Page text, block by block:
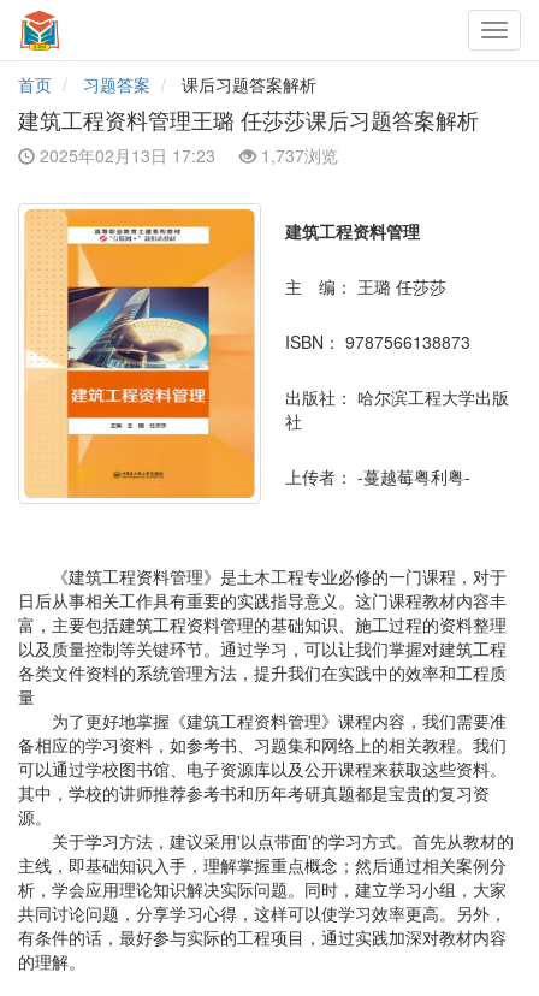
首页
习题答案 课后习题答案解析
建筑工程资料管理王璐 任莎莎课后习题答案解析
2025年02月13日 17:23 1,737浏览
建筑工程资料管理
主 编： 王璐 任莎莎
ISBN： 9787566138873
出版社： 哈尔滨工程大学出版
社
上传者： -蔓越莓粤利粤-
《建筑工程资料管理》是土木工程专业必修的一门课程，对于
日后从事相关工作具有重要的实践指导意义。这门课程教材内容丰
富，主要包括建筑工程资料管理的基础知识、施工过程的资料整理
以及质量控制等关键环节。通过学习，可以让我们掌握对建筑工程
各类文件资料的系统管理方法，提升我们在实践中的效率和工程质
量
为了更好地掌握《建筑工程资料管理》课程内容，我们需要准
备相应的学习资料，如参考书、习题集和网络上的相关教程。我们
可以通过学校图书馆、电子资源库以及公开课程来获取这些资料。
其中，学校的讲师推荐参考书和历年考研真题都是宝贵的复习资
源。
关于学习方法，建议采用'以点带面'的学习方式。首先从教材的
主线，即基础知识入手，理解掌握重点概念；然后通过相关案例分
析，学会应用理论知识解决实际问题。同时，建立学习小组，大家
共同讨论问题，分享学习心得，这样可以使学习效率更高。另外，
有条件的话，最好参与实际的工程项目，通过实践加深对教材内容
的理解。